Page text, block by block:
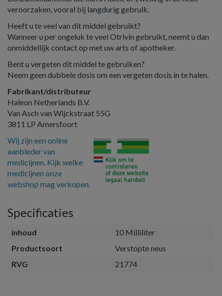
veroorzaken, vooral bij langdurig gebruik.
Heeft u te veel van dit middel gebruikt?
Wanneer u per ongeluk te veel Otrivin gebruikt, neemt u dan
onmiddellijk contact op met uw arts of apotheker.
Bent u vergeten dit middel te gebruiken?
Neem geen dubbele dosis om een vergeten dosis in te halen.
Fabrikant/distributeur
Haleon Netherlands B.V.
Van Asch van Wijckstraat 55G
3811 LP Amersfoort
Wij zijn een online
aanbieder van
medicijnen. Kijk welke
medicijnen onze
webshop mag verkopen.
Specificaties
inhoud
10 Milliliter
Productsoort
Verstopte neus
RVG
21774